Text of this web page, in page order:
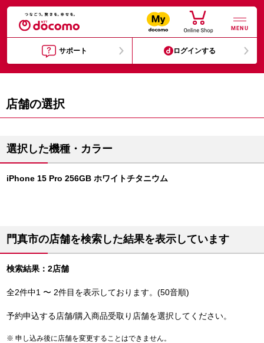
MENU
サポート ログインする
店舗の選択
選択した機種・カラー
iPhone 15 Pro 256GB ホワイトチタニウム
門真市の店舗を検索した結果を表示しています
検索結果：2店舗
全2件中1 〜 2件目を表示しております。(50音順)
予約申込する店舗/購入商品受取り店舗を選択してください。
申し込み後に店舗を変更することはできません。